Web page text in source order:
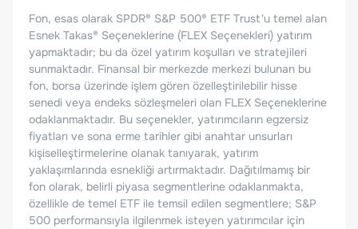
Fon, esas olarak SPDR® S&P 500® ETF Trust'u temel alan
Esnek Takas® Seçeneklerine (FLEX Seçenekleri) yatırım
yapmaktadır; bu da özel yatırım koşulları ve stratejileri
sunmaktadır. Finansal bir merkezde merkezi bulunan bu
fon, borsa üzerinde işlem gören özelleştirilebilir hisse
senedi veya endeks sözleşmeleri olan FLEX Seçeneklerine
odaklanmaktadır. Bu seçenekler, yatırımcıların egzersiz
fiyatları ve sona erme tarihler gibi anahtar unsurları
kişiselleştirmelerine olanak tanıyarak, yatırım
yaklaşımlarında esnekliği artırmaktadır. Dağıtılmamış bir
fon olarak, belirli piyasa segmentlerine odaklanmakta,
özellikle de temel ETF ile temsil edilen segmentlere; S&P
500 performansıyla ilgilenmek isteyen yatırımcılar için